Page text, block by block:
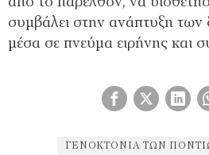
συμβάλει στην ανάπτυξη των
μέσα σε πνεύμα ειρήνης και
ΓΕΝΟΚΤΟΝΊΑ ΤΩΝ